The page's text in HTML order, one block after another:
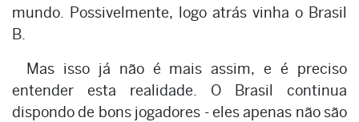
mundo. Possivelmente, logo atrás vinha o Brasil
B.
Mas isso já não é mais assim, e é preciso
entender esta realidade. O Brasil continua
dispondo de bons jogadores - eles apenas não são